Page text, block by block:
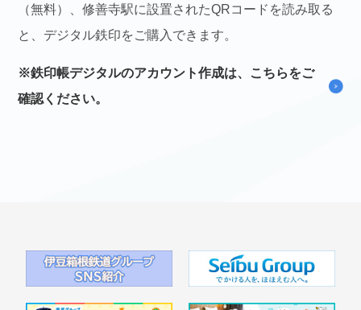
（無料）、修善寺駅に設置されたQRコードを読み取る
と、デジタル鉄印をご購入できます。
※鉄印帳デジタルのアカウント作成は、こちらをご
確認ください。